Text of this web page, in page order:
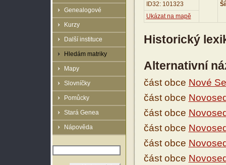
Genealogové
Kurzy
Další instituce
Hledám matriky
Mapy
Slovníčky
Pomůcky
Stará Genea
Nápověda
ID32: 101323
Ukázat na mapě
Historický
Alternativní
část obce Nové
část obce
část obce
část obce
část obce
část obce